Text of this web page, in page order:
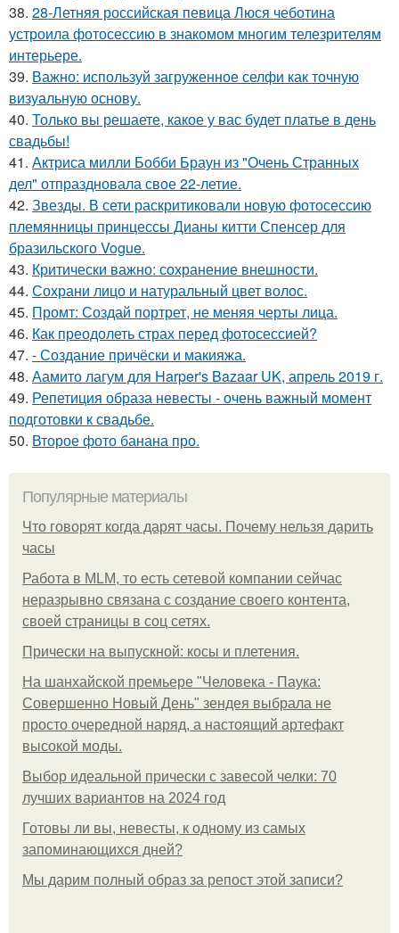
38. 28-Летняя российская певица Люся чеботина
устроила фотосессию в знакомом многим телезрителям
интерьере.
39. Важно: используй загруженное селфи как точную
визуальную основу.
40. Только вы решаете, какое у вас будет платье в день
свадьбы!
41. Актриса милли Бобби Браун из "Очень Странных
дел" отпраздновала свое 22-летие.
42. Звезды. В сети раскритиковали новую фотосессию
племянницы принцессы Дианы китти Спенсер для
бразильского Vogue.
43. Критически важно: сохранение внешности.
44. Сохрани лицо и натуральный цвет волос.
45. Промт: Создай портрет, не меняя черты лица.
46. Как преодолеть страх перед фотосессией?
47. - Создание причёски и макияжа.
48. Аамито лагум для Harper's Bazaar UK, апрель 2019 г.
49. Репетиция образа невесты - очень важный момент
подготовки к свадьбе.
50. Второе фото банана про.
Популярные материалы
Что говорят когда дарят часы. Почему нельзя дарить
часы
Работа в MLM, то есть сетевой компании сейчас
неразрывно связана с создание своего контента,
своей страницы в соц сетях.
Прически на выпускной: косы и плетения.
На шанхайской премьере "Человека - Паука:
Совершенно Новый День" зендея выбрала не
просто очередной наряд, а настоящий артефакт
высокой моды.
Выбор идеальной прически с завесой челки: 70
лучших вариантов на 2024 год
Готовы ли вы, невесты, к одному из самых
запоминающихся дней?
Мы дарим полный образ за репост этой записи?